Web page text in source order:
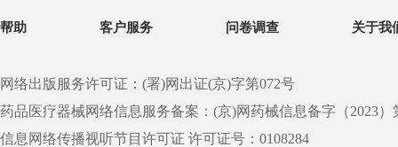
帮助 客户服务 问卷调查 关于我
网络出版服务许可证：(署)网出证(京)字第072号
药品医疗器械网络信息服务备案：(京)网药械信息备字（2023）
信息网络传播视听节目许可证 许可证号：0108284